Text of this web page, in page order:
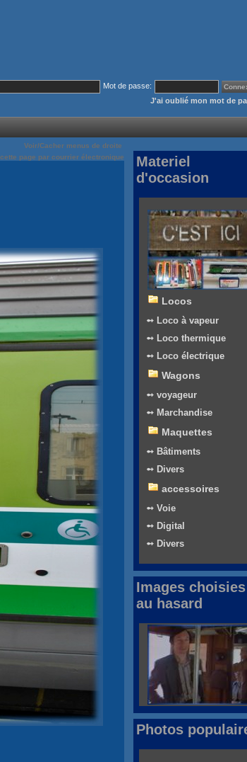
Mot de passe:
J'ai oublié mon mot de
Voir/Cacher menus de droite
page par courrier électronique
Materiel
d'occasion
Locos
➻ Loco à vapeur
➻ Loco thermique
➻ Loco électrique
Wagons
➻ voyageur
➻ Marchandise
Maquettes
➻ Bâtiments
➻ Divers
accessoires
➻ Voie
➻ Digital
➻ Divers
Images choisies
au hasard
Photos